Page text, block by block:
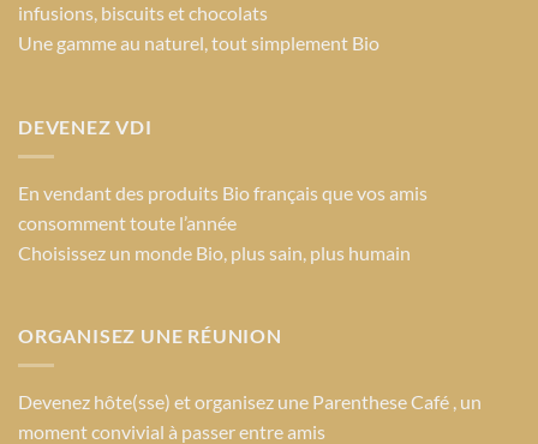
page
infusions, biscuits et chocolats
Une gamme au naturel, tout simplement Bio
DEVENEZ VDI
En vendant des produits Bio français que vos amis
consomment toute l’année
Choisissez un monde Bio , plus sain, plus humain
ORGANISEZ UNE RÉUNION
Devenez hôte(sse) et organisez une Parenthese Café , un
moment convivial à passer entre amis